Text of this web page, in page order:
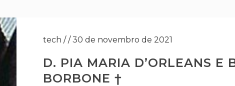
tech //30 de novembro de 2021
D. PIA MARIA D’ORLEANS E
BORBONE †